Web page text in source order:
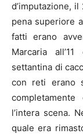
d’imputazione,
pena superiore
fatti erano
Marcaria
settantina di
con reti erano
l’intera scena.
quale era